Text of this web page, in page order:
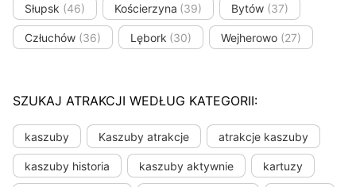
Słupsk (46) Kościerzyna (39) Bytów (37)
Człuchów (36) Lębork (30) Wejherowo (27)
SZUKAJ ATRAKCJI WEDŁUG KATEGORII:
kaszuby Kaszuby atrakcje atrakcje kaszuby
kaszuby historia kaszuby aktywnie kartuzy